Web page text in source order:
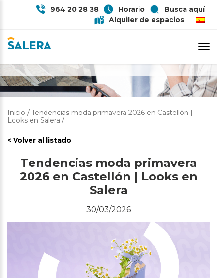
964 20 28 38 Horario
Busca aquí
Alquiler de espacios
2026 EN CASTELLÓN | LOOKS EN
Inicio / Tendencias moda primavera 2026 en Castellón |
Looks en Salera /
< Volver al listado
Tendencias moda primavera
2026 en Castellón | Looks en
Salera
30/03/2026